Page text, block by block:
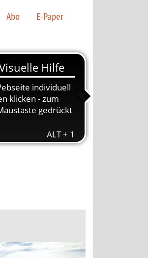
Abo E-Paper